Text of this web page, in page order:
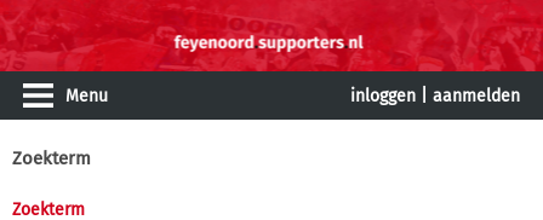
Menu inloggen aanmelden
Zoekterm
Zoekterm